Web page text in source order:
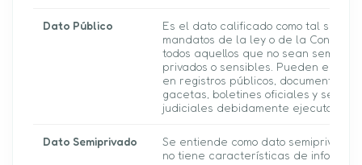
Dato Público
Es el dato calificado como tal según
mandatos de la ley o de la
todos aquellos que no sean
privados o sensibles. Pueden estar
en registros públicos, documentos
gacetas, boletines oficiales y
judiciales debidamente
Dato Semiprivado
Se entiende como dato semiprivado
no tiene características de